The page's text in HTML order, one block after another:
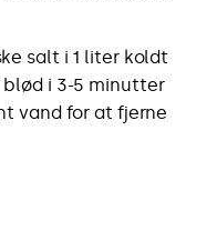
salt i 1 liter koldt
i 3-5 minutter
vand for at fjerne